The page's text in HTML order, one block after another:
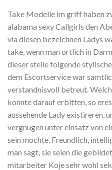
Take Modelle im griff haben
alabama sexy Callgirls den
via diesen bezeichnen Ladys
take, wenn man ortlich in
dieser stelle folgende
dem Escortservice war
verstandnisvoll betreut.
konnte darauf erbitten, so
aussehende Lady existireren,
vergnugen unter einsatz von
sein mochte. Freundlich,
man sagt, sie seien die
mitarbeiter Koje sehr wohl